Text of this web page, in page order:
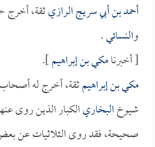
أحمد بن أبي سريج الرازيثقة، أخرج
والنسائي.
[ أخبرنامكي بن إبراهيم].
مكي بن إبراهيمثقة، أخرج له
شيوخالبخاريالكبار الذين روى
صحيحة، فقد روى الثلاثيات عن